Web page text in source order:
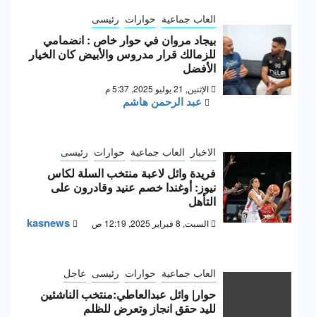
العاب جماعية حوارات رئيسى
بيجاد مروان في حوار خاص : انضمامي
للزمالك قرار مدروس والأبيض كان الخيار
الأفضل
الإثنين, 21 يوليو 2025, 5:37 م
عبد الرحمن هاشم
الاخبار العاب جماعية حوارات رئيسى
فريدة وائل لاعبة منتخب السلة لكاس
نيوز: أوغندا خصم عنيد وقادرون على
التأهل
السبت, 8 فبراير 2025, 12:19 ص kasnews
العاب جماعية حوارات رئيسى عاجل
حوار| وائل عبدالعاطي:منتخب الناشئين
لليد حقق انجاز وتعرض للظلم